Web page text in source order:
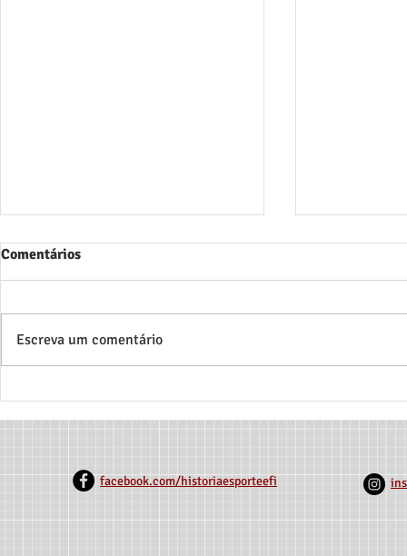
Comentários
Escreva um comentário
facebook.com/historiaesporteefi